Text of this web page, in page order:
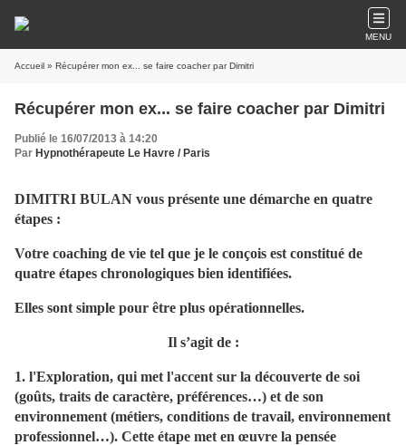
MENU
Accueil » Récupérer mon ex... se faire coacher par Dimitri
Récupérer mon ex... se faire coacher par Dimitri
Publié le 16/07/2013 à 14:20
Par Hypnothérapeute Le Havre / Paris
DIMITRI BULAN vous présente une démarche en quatre
étapes :
Votre coaching de vie tel que je le conçois est constitué de
quatre étapes chronologiques bien identifiées.
Elles sont simple pour être plus opérationnelles.
Il s’agit de :
1. l'Exploration, qui met l'accent sur la découverte de soi
(goûts, traits de caractère, préférences…) et de son
environnement (métiers, conditions de travail, environnement
professionnel…). Cette étape met en œuvre la pensée